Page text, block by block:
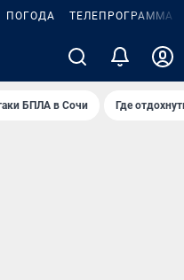
ПОГОДА ТЕЛЕПРОГРАММА
БПЛА в Сочи Где